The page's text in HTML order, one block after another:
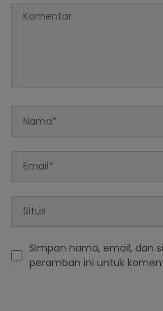
Simpan nama, email, dan
peramban ini untuk